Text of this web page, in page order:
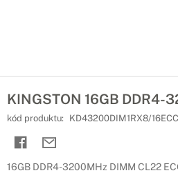
KINGSTON 16GB DDR4-
kód produktu: KD43200DIM1RX8/16ECC
16GB DDR4-3200MHz DIMM CL22